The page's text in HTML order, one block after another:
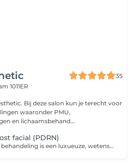
35
1011ER
Bij deze salon kun je terecht voor
waaronder PMU,
en lichaamsbehand...
facial (PDRN)
De Zalm DNA Booster behandeling is een luxueuze, wetenschappelijk onderbouwde huidverjongingsbehandeling die de huid van binnenuit herstelt en versterkt. Perfect voor wie op zoek is naar gladheid, stevigheid en een jeugdige uitstraling zonder invasieve ingrepen. The salmon DNA treatment is an injectable skin therapy based on polynucleotides derived from salmon DNA. These biocompatible substances are very similar to human DNA and have a powerful regenerative effect. The treatment does not focus on plumping up volume, but on improving skin quality from the inside out.